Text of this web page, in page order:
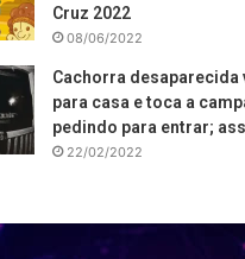
Cruz 2022
08/06/2022
Cachorra desaparecida
para casa e toca a
pedindo para entrar;
22/02/2022